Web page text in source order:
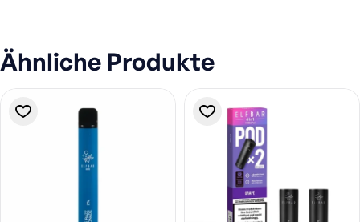
Ähnliche Produkte